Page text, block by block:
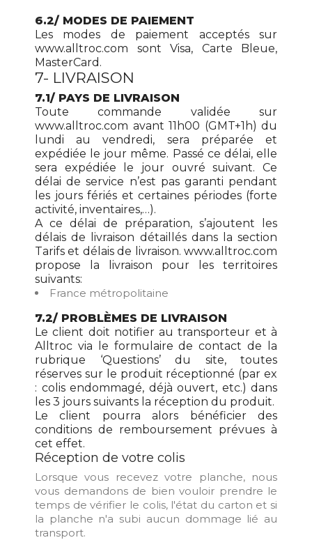
6.2/ MODES DE PAIEMENT
Les modes de paiement acceptés sur
www.alltroc.com sont Visa, Carte Bleue,
MasterCard.
7- LIVRAISON
7.1/ PAYS DE LIVRAISON
Toute commande validée sur
www.alltroc.com avant 11h00 (GMT+1h) du
lundi au vendredi, sera préparée et
expédiée le jour même. Passé ce délai, elle
sera expédiée le jour ouvré suivant. Ce
délai de service n’est pas garanti pendant
les jours fériés et certaines périodes (forte
activité, inventaires,…).
A ce délai de préparation, s’ajoutent les
délais de livraison détaillés dans la section
Tarifs et délais de livraison. www.alltroc.com
propose la livraison pour les territoires
suivants:
France métropolitaine
7.2/ PROBLÈMES DE LIVRAISON
Le client doit notifier au transporteur et à
Alltroc via le formulaire de contact de la
rubrique ‘Questions’ du site, toutes
réserves sur le produit réceptionné (par ex
: colis endommagé, déjà ouvert, etc.) dans
les 3 jours suivants la réception du produit.
Le client pourra alors bénéficier des
conditions de remboursement prévues à
cet effet.
Réception de votre colis
Lorsque vous recevez votre planche, nous
vous demandons de bien vouloir prendre le
temps de vérifier le colis, l'état du carton et si
la planche n'a subi aucun dommage lié au
transport.